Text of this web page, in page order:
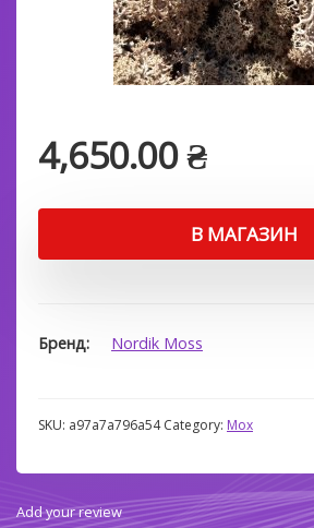
4,650.00₴
В МАГАЗИН
Бренд Nordik Moss
SKU: a97a7a796a54 Category: Мох
Add your review